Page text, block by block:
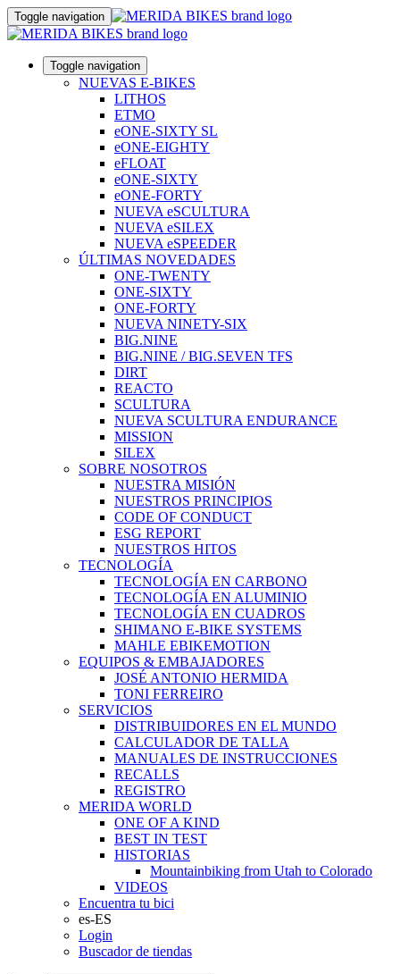
Toggle navigation
Toggle navigation
NUEVAS E-BIKES
LITHOS
ETMO
eONE-SIXTY SL
eONE-EIGHTY
eFLOAT
eONE-SIXTY
eONE-FORTY
NUEVA eSCULTURA
NUEVA eSILEX
NUEVA eSPEEDER
ÚLTIMAS NOVEDADES
ONE-TWENTY
ONE-SIXTY
ONE-FORTY
NUEVA NINETY-SIX
BIG.NINE
BIG.NINE / BIG.SEVEN TFS
DIRT
REACTO
SCULTURA
NUEVA SCULTURA ENDURANCE
MISSION
SILEX
SOBRE NOSOTROS
NUESTRA MISIÓN
NUESTROS PRINCIPIOS
CODE OF CONDUCT
ESG REPORT
NUESTROS HITOS
TECNOLOGÍA
TECNOLOGÍA EN CARBONO
TECNOLOGÍA EN ALUMINIO
TECNOLOGÍA EN CUADROS
SHIMANO E-BIKE SYSTEMS
MAHLE EBIKEMOTION
EQUIPOS & EMBAJADORES
JOSÉ ANTONIO HERMIDA
TONI FERREIRO
SERVICIOS
DISTRIBUIDORES EN EL MUNDO
CALCULADOR DE TALLA
MANUALES DE INSTRUCCIONES
RECALLS
REGISTRO
MERIDA WORLD
ONE OF A KIND
BEST IN TEST
HISTORIAS
Mountainbiking from Utah to Colorado
VIDEOS
Encuentra tu bici
es-ES
Login
Buscador de tiendas